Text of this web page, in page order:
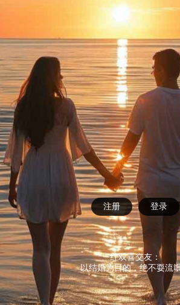
注册 登录
红双喜交友：
以结婚为目的，绝不耍流